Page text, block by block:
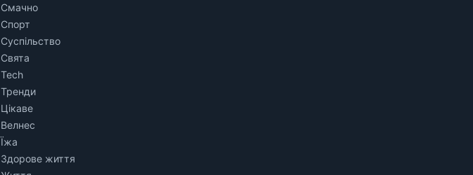
Смачно
Спорт
Суспільство
Свята
Tech
Тренди
Цікаве
Велнес
Їжа
Здорове життя